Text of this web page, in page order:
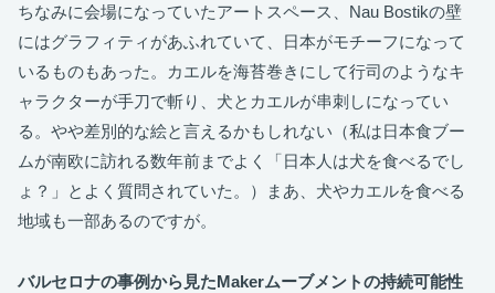
ちなみに会場になっていたアートスペース、Nau Bostikの壁
にはグラフィティがあふれていて、日本がモチーフになって
いるものもあった。カエルを海苔巻きにして行司のようなキ
ャラクターが手刀で斬り、犬とカエルが串刺しになってい
る。やや差別的な絵と言えるかもしれない（私は日本食ブー
ムが南欧に訪れる数年前までよく「日本人は犬を食べるでし
ょ？」とよく質問されていた。）まあ、犬やカエルを食べる
地域も一部あるのですが。
バルセロナの事例から見たMakerムーブメントの持続可能性